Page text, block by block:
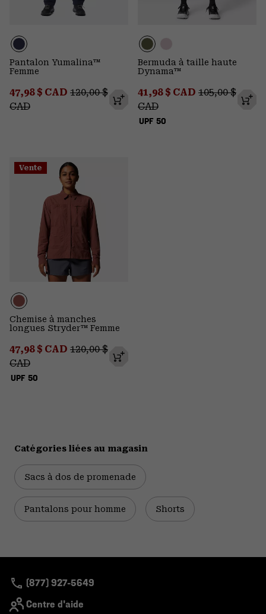
Pantalon Yumalina™
Femme
Sale price:
47,98 $ CAD Regular price:
120,00 $
CAD
UPF 50
Bermuda à taille haute
Dynama™
Sale price:
41,98 $ CAD Regular price:
105,00 $
CAD
Vente
UPF 50
Chemise à manches
longues Stryder™ Femme
Sale price:
47,98 $ CAD Regular price:
120,00 $
CAD
Catégories liées au magasin
Sacs à dos de promenade
Pantalons pour homme Shorts
(877) 927-5649
Centre d'aide